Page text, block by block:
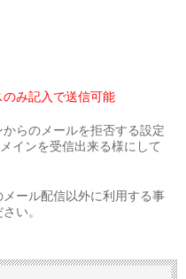
のみ記入で送信可能
らのメールを拒否する設定
インを受信出来る様にして
ール配信以外に利用する事
い。